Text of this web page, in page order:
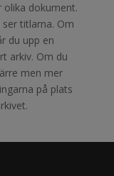
olika dokument.
titlarna. Om
du upp en
arkiv. Om du
men mer
på plats